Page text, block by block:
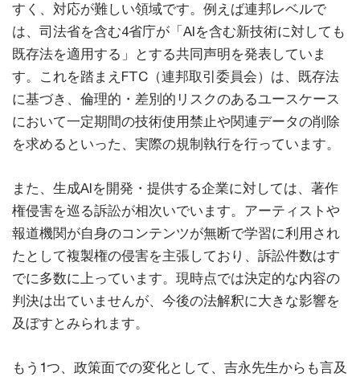
すく、対応が難しい領域です。例えば連邦レベルで
は、司法省を含む4省庁が「AIを含む新技術に対しても
既存法を適用する」とする共同声明を発表していま
す。これを踏まえFTC（連邦取引委員会）は、既存法
に基づき、倫理的・差別的リスクのあるユースケース
において一定期間の技術使用禁止や関連データの削除
を求めるといった、実際の規制執行を行っています。
また、生成AIを開発・提供する企業に対しては、著作
権侵害を巡る訴訟が相次いでいます。アーティストや
報道機関が自身のコンテンツが無断で学習に利用され
たとして複製権の侵害を主張しており、訴訟件数はす
でに多数に上っています。現時点では決定的な内容の
判決は出ていませんが、今後の法解釈に大きな影響を
及ぼすとみられます。
もう1つ、政策面での変化として、吉永先生からも言及